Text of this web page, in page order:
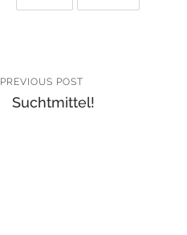
PREVIOUS POST
Suchtmittel!